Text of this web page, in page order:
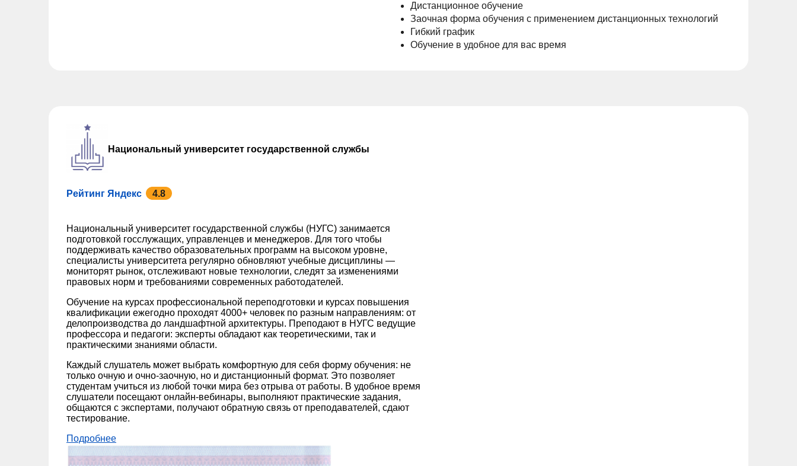
Дистанционное обучение
Заочная форма обучения с применением дистанционных технологий
Гибкий график
Обучение в удобное для вас время
Национальный университет государственной службы
Рейтинг Яндекс 4.8
Национальный университет государственной службы (НУГС) занимается
подготовкой госслужащих, управленцев и менеджеров. Для того чтобы
поддерживать качество образовательных программ на высоком уровне,
специалисты университета регулярно обновляют учебные дисциплины —
мониторят рынок, отслеживают новые технологии, следят за изменениями
правовых норм и требованиями современных работодателей.
Обучение на курсах профессиональной переподготовки и курсах повышения
квалификации ежегодно проходят 4000+ человек по разным направлениям: от
делопроизводства до ландшафтной архитектуры. Преподают в НУГС ведущие
профессора и педагоги: эксперты обладают как теоретическими, так и
практическими знаниями области.
Каждый слушатель может выбрать комфортную для себя форму обучения: не
только очную и очно-заочную, но и дистанционный формат. Это позволяет
студентам учиться из любой точки мира без отрыва от работы. В удобное время
слушатели посещают онлайн-вебинары, выполняют практические задания,
общаются с экспертами, получают обратную связь от преподавателей, сдают
тестирование.
Подробнее